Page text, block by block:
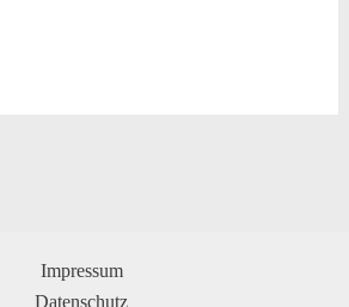
Impressum
Datenschutz